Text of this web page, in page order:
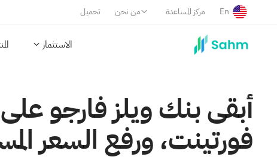
تحميل من نحن مركز المساعدة En
الاستثمار
أبقى بنك ويلز فارجو
فورتينت، ورفع السعر المستهدف